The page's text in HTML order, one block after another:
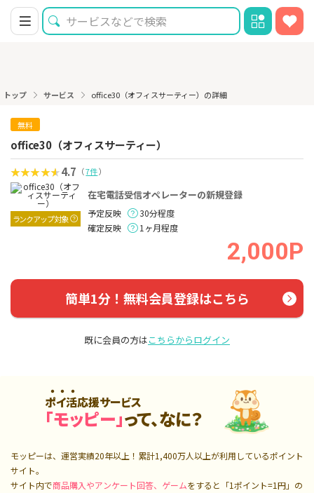
トップ サービス office30（オフィスサーティー）の詳細
無料
office30（オフィスサーティー）
4.7 （7件）
ランクアップ対象
在宅電話受信オペレーターの新規登録
予定反映
30分程度
確定反映
1ヶ月程度
2,000P
簡単1分！無料会員登録はこちら
既に会員の方はこちらからログイン
ポイ活応援サービス
「モッピー」って、なに？
モッピーは、運営実績20年以上！累計1,400万人以上が利用しているポイント
サイト。
サイト内で商品購入やアンケート回答、ゲームをすると「1ポイント=1円」の